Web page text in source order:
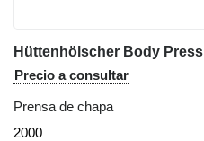
Hüttenhölscher Body Press
Precio a consultar
Prensa de chapa
2000